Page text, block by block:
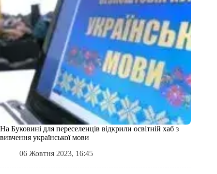
На Буковині для переселенців відкрили освітній хаб з
вивчення української мови
06 Жовтня 2023, 16:45